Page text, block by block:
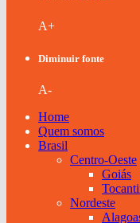
A+
Diminuir fonte
A-
Home
Quem somos
Brasil
Centro-Oeste
Goiás
Nordeste